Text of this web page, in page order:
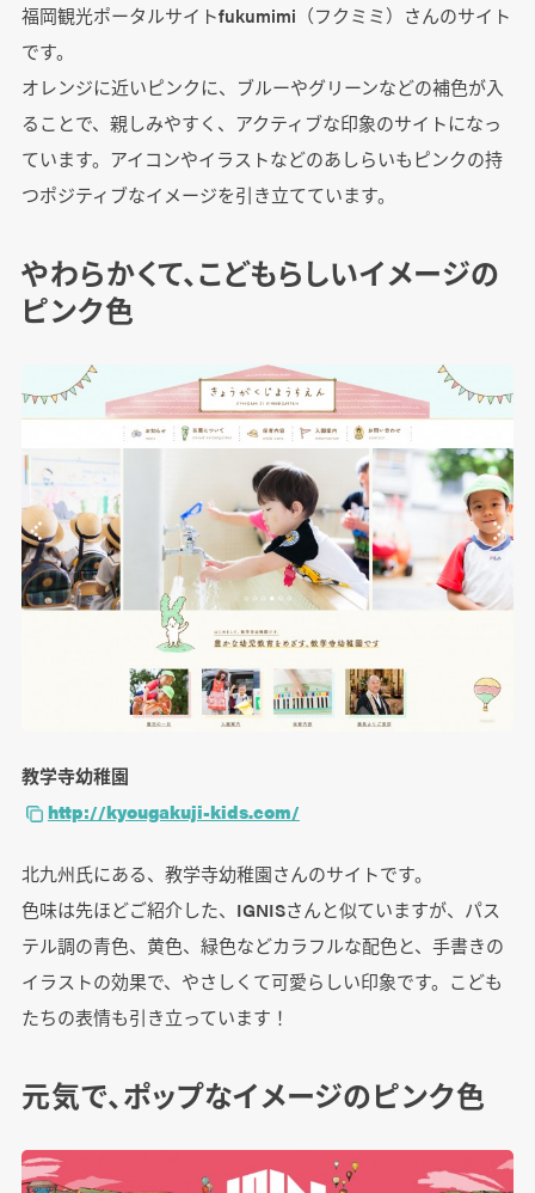
福岡観光ポータルサイトfukumimi（フクミミ）さんのサイト
です。
オレンジに近いピンクに、ブルーやグリーンなどの補色が入
ることで、親しみやすく、アクティブな印象のサイトになっ
ています。アイコンやイラストなどのあしらいもピンクの持
つポジティブなイメージを引き立てています。
やわらかくて、こどもらしいイメージの
ピンク色
教学寺幼稚園
http://kyougakuji-kids.com/
北九州氏にある、教学寺幼稚園さんのサイトです。
色味は先ほどご紹介した、IGNISさんと似ていますが、パス
テル調の青色、黄色、緑色などカラフルな配色と、手書きの
イラストの効果で、やさしくて可愛らしい印象です。こども
たちの表情も引き立っています！
元気で、ポップなイメージのピンク色